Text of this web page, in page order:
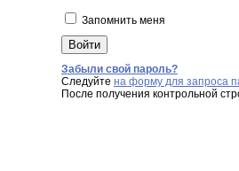
Запомнить меня
Забыли свой пароль?
Следуйте на форму для запроса
После получения контрольной